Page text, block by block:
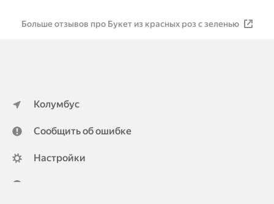
Больше отзывов про Букет из красных роз с зеленью
Колумбус
Сообщить об ошибке
Настройки